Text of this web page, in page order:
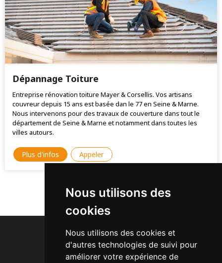
Nous utilisons des
cookies
Nous utilisons des cookies et
d'autres technologies de suivi pour
améliorer votre expérience de
Dépannage Toiture
Entreprise rénovation toiture Mayer & Corsellis. Vos artisans
couvreur depuis 15 ans est basée dan le 77 en Seine & Marne.
Nous intervenons pour des travaux de couverture dans tout le
département de Seine & Marne et notamment dans toutes les
villes autours.
Plus d'infos Appeler
1 2 suivant